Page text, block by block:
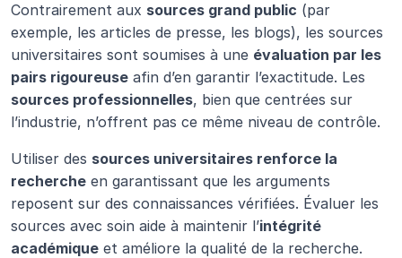
Contrairement aux sources grand public (par
exemple, les articles de presse, les blogs), les sources
universitaires sont soumises à une évaluation par les
pairs rigoureuse
sources professionnelles, bien que centrées sur
l’industrie, n’offrent pas ce même niveau de contrôle.
Utiliser des sources universitaires renforce la
recherche en garantissant que les arguments
reposent sur des connaissances vérifiées. Évaluer les
sources avec soin aide à maintenir l’intégrité
académique et améliore la qualité de la recherche.